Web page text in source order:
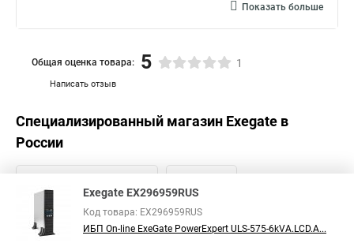
Показать больше
Написать отзыв
Общая оценка товара: 5 1
Специализированный магазин Exegate в
России
Exegate EX296959RUS
Код товара: EX296959RUS
ИБП On-line ExeGate PowerExpert ULS-575-6kVA.LCD.A...